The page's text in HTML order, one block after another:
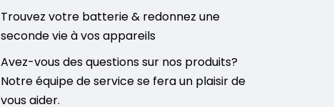
Trouvez votre batterie & redonnez une
seconde vie à vos appareils
Avez-vous des questions sur nos produits?
Notre équipe de service se fera un plaisir de
vous aider.